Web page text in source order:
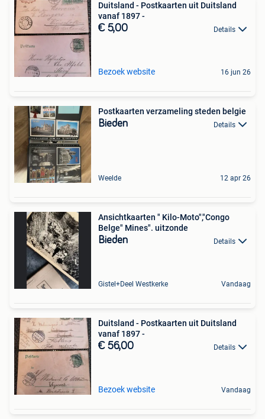
Duitsland - Postkaarten uit Duitsland
vanaf 1897 -
€ 5,00 Details
Bezoek website 16 jun 26
Postkaarten verzameling steden belgie
Bieden Details
Weelde 12 apr 26
Ansichtkaarten " Kilo-Moto","Congo
Belge" Mines". uitzonde
Bieden Details
Gistel+Deel Westkerke Vandaag
Duitsland - Postkaarten uit Duitsland
vanaf 1897 -
€ 56,00 Details
Bezoek website Vandaag